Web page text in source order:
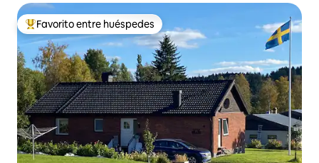
Favorito entre huéspedes preferido
Favorito entre huéspedes